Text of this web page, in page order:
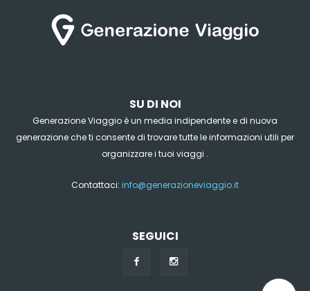
SU DI NOI
Generazione Viaggio è un media indipendente e di nuova
generazione che ti consente di trovare tutte le informazioni utili per
organizzare i tuoi viaggi .
Contattaci: info@generazioneviaggio.it
SEGUICI